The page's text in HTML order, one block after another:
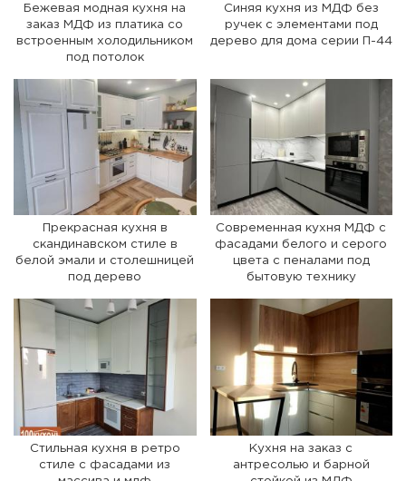
Бежевая модная кухня на
заказ МДФ из платика со
встроенным холодильником
под потолок
Синяя кухня из МДФ без
ручек с элементами под
дерево для дома серии П-44
Прекрасная кухня в
скандинавском стиле в
белой эмали и столешницей
под дерево
Современная кухня МДФ с
фасадами белого и серого
цвета с пеналами под
бытовую технику
Стильная кухня в ретро
стиле с фасадами из
Кухня на заказ с
антресолью и барной